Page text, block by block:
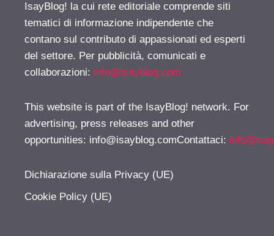
IsayBlog! la cui rete editoriale comprende siti
tematici di informazione indipendente che
contano sul contributo di appassionati ed esperti
del settore. Per pubblicità, comunicati e
collaborazioni: info@isayblog.com
This website is part of the IsayBlog! network. For
advertising, press releases and other
opportunities: info@isayblog.comContattaci:
Dichiarazione sulla Privacy (UE)
Cookie Policy (UE)